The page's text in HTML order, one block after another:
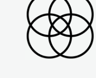
richcolors